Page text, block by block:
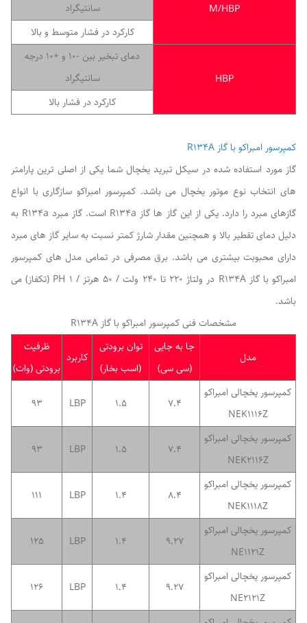
M/HBP
سانتیگراد
کارکرد در فشار متوسط و بالا
HBP
دمای تبخیر بین -10 و +10 درجه
سانتیگراد
کارکرد در فشار بالا
کمپرسور امبراکو با گاز R134A
گاز مورد استفاده شده در سیکل تبرید یخچال شما یکی از اصلی ترین پارامتر
های انتخاب نوع موتور یخچال می باشد. کمپرسور امبراکو سازگاری با انواع
گازهای مبرد را دارد. یکی از این گاز ها گاز R134a است. گاز مبرد R134a به
دلیل دمای تقطیر بالا و همچنین مقدار شارژ کمتر نسبت به سایر گاز های مبرد
دارای محبوبت بیشتری می باشد. برق مصرفی در تمامی مدل های کمپرسور
امبراکو با گاز R134A در ولتاژ 220 تا 240 ولت / 50 هرتز / 1 PH (تکفاز) می
باشد.
مشخصات فنی کمپرسور امبراکو با گاز R134A
مدل
جا به جایی
(سی سی)
توان برودتی
(اسب بخار)
کاربرد
ظرفیت
برودتی (وات)
کمپرسور یخچالی امبراکو
NEK1116Z
7.4
1.5
LBP
93
کمپرسور یخچالی امبراکو
NEK2116Z
7.4
1.5
LBP
93
کمپرسور یخچالی امبراکو
NEK1118Z
8.4
1.4
LBP
111
کمپرسور یخچالی امبراکو
NE1121Z
9.27
1.4
LBP
125
کمپرسور یخچالی امبراکو
NE2121Z
9.27
1.4
LBP
126